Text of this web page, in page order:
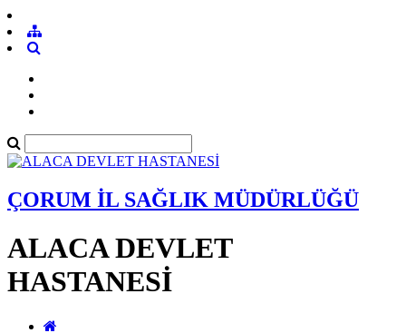
ÇORUM İL SAĞLIK MÜDÜRLÜĞÜ
ALACA DEVLET
HASTANESİ